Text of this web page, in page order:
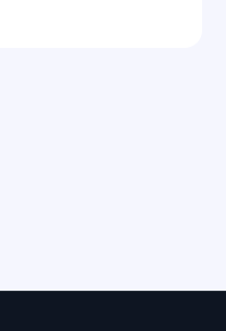
帮企业省人、省钱、拓